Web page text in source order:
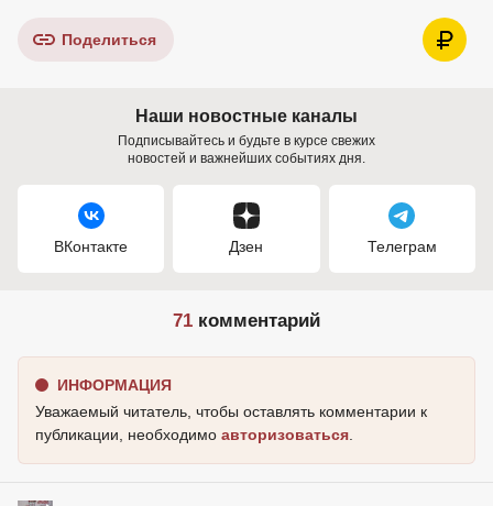
Поделиться
Наши новостные каналы
Подписывайтесь и будьте в курсе свежих
новостей и важнейших событиях дня.
ВКонтакте Дзен Телеграм
71 комментарий
ИНФОРМАЦИЯ
Уважаемый читатель, чтобы оставлять комментарии к
публикации, необходимо авторизоваться.